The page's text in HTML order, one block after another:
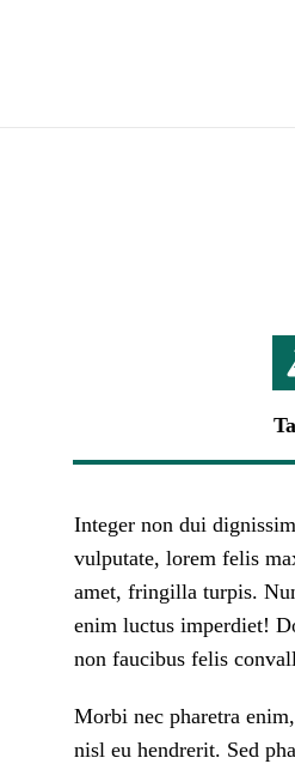
Integer non dui
vulputate, lorem felis
amet, fringilla turpis.
enim luctus imperdiet!
non faucibus felis
Morbi nec pharetra
nisl eu hendrerit. Sed